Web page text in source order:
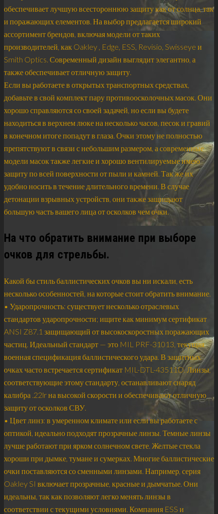
обеспечивает лучшую всестороннюю защиту как от солнца, так
и поражающих елементов. На выбор предлагается широкий
ассортимент брендов, включая модели от таких
производителей, как Oakley , Edge, ESS, Revisio, Swisseye и
Smith Optics. Современный дизайн выглядит элегантно, а
также обеспечивает отличную защиту.
Если вы работаете в открытых транспортных средствах,
добавьте в свой комплект пару противоосколочных масок. Они
хорошо справляются со своей задачей, но если вы будете
находиться в верхнем люке на несколько часов, песок и гравий
в конечном итоге попадут в глаза. Очки этому не полностью
препятствуют в связи с небольшим размером, а современные
модели масок также легкие и хорошо вентилируемые имею
защиту по всей поверхности от пыли и камней. Так же их
удобно носить в течение длительного времени. В случае
детонации взрывных устройств, они также защищают
большую часть вашего лица от осколков чем очки.
На что обратить внимание при выборе
очков для стрельбы.
Какой бы стиль баллистических очков вы ни искали, есть
несколько особенностей, на которые стоит обратить внимание.
• Ударопрочность: существует несколько отраслевых
стандартов ударопрочности; ищите как минимум сертификат
ANSI Z87.1 защищающий от высокоскоростных поражающих
частиц. Идеальный стандарт — это MIL PRF-31013, текущая
военная спецификация баллистического удара. В защитных
очках часто встречается сертификат MIL-DTL-43511D. Линзы,
соответствующие этому стандарту, останавливают снаряд
калибра .22lr на высокой скорости и обеспечивают отличную
защиту от осколков СВУ.
• Цвет линз: в умеренном климате или если вы работаете с
оптикой, идеально подходят прозрачные линзы. Темные линзы
лучше работают при ярком солнечном свете. Желтые стекла
хороши при дымке, тумане и сумерках. Многие баллистические
очки поставляются со сменными линзами. Например, серия
Oakley SI включает прозрачные, красные и дымчатые. Они
идеальны, так как позволяют легко менять линзы в
соответствии с текущими условиями. Компания ESS и